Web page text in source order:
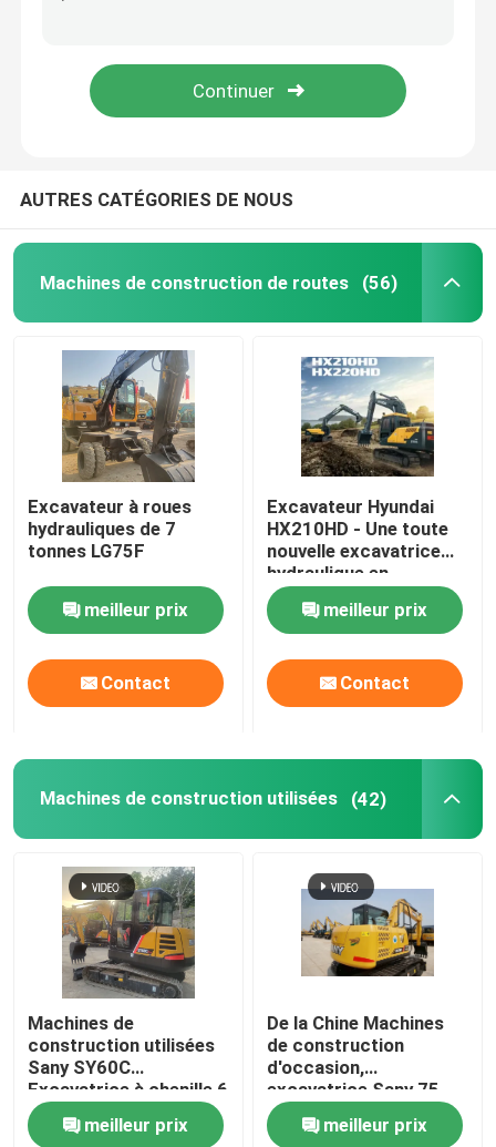
Excavatrice utilisée de Hitachi
Excavateur Hyundai d'occasion
Camions à benne d'occasion
Les remorques usagées
Bulldozers utilisés
Mini-pelle
Camions élévateurs diesel usagés
Grues de camions d'occasion
Camion utilisé de mélangeur
Classeur de routes utilisé
Rouleaux routiers usagés
AUTRES CATÉGORIES DE NOUS
Machines de construction de routes (56)
Excavateur à roues
hydrauliques de 7
tonnes LG75F
meilleur prix
Contact
Excavateur Hyundai
HX210HD - Une toute
nouvelle excavatrice
hydraulique en
provenance de Chine
meilleur prix
Contact
Machines de construction utilisées (42)
Machines de
construction utilisées
Sany SY60C
Excavatrice à chenille 6
tonnes
meilleur prix
De la Chine Machines
de construction
d'occasion,
excavatrice Sany 75
utilisée
meilleur prix